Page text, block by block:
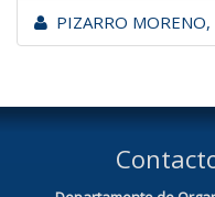
PIZARRO